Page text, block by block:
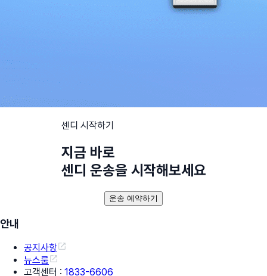
센디 시작하기
지금 바로
센디 운송을 시작해보세요
운송 예약하기
안내
공지사항
뉴스룸
고객센터 : 1833-6606